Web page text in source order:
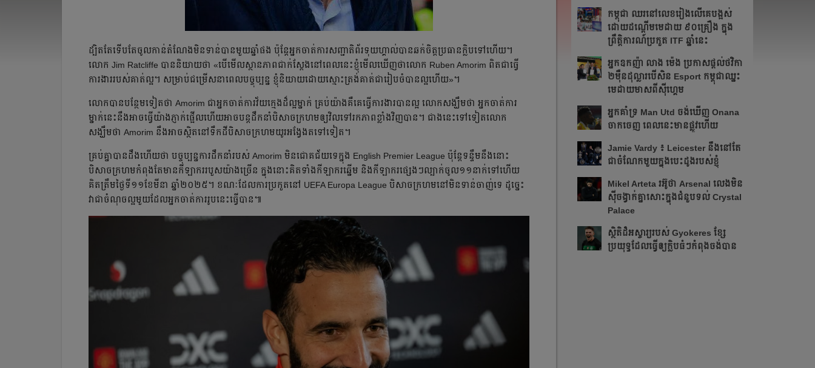
ដ្បិត​តែ​ទើប​តែ​ចូល​កាន់​តំណែង​មិន​ទាន់​បាន​មួយ​ឆ្នាំ​ផង ប៉ុន្តែ​អ្នក​ចាត់​ការ​សញ្ជាតិ​ព័រទុយហ្គាល់​បាន​ឆក់​ចិត្ត​​​ប្រធាន​ក្លិប​ទៅ​ហើយ​​។
លោក Jim Ratcliffe ​បាន​និយាយ​ថា «​​បើ​មើល​ស្ថាន​ភាព​ជាក់​ស្ដែង​នៅ​ពេលនេះ​​ខ្ញុំ​មើល​ឃើញ​ថា​លោក Ruben Amorim ពិត​ជា​ធ្វើ​
ការងារ​របស់​គាត់​ល្អ​។ ​សម្រាប់​ជម្រើស​នា​ពេល​បច្ចុប្បន្ន​​ ខ្ញុំ​និយាយ​ដោយ​ស្មោះត្រង់​​គាត់​ជា​​រៀបចំ​បាន​ល្អ​ហើយ​»។
​លោក​បាន​បន្ថែម​ទៀត​ថា Amorim ជា​អ្នក​ចាត់​ការ​វ័យ​ក្មេង​ដ៏​ល្អ​ម្នាក់ គ្រប់​យ៉ាង​​គឺ​គេ​ធ្វើ​ការ​ងារ​បាន​ល្អ លោក​សង្ឃឹម​ថា អ្នក​ចាត់​ការ​
ម្នាក់​នេះ​នឹង​អាច​ធ្វើ​យ៉ាង​ភ្ញាក់ផ្អើល​​​ហើយ​អាច​បន្ត​ដឹក​នាំ​បិសាច​ក្រហម​ឲ្យ​វិល​ទៅ​រក​​ភាព​​ខ្លាំង​វិញ​បាន។ ​ជាង​​នេះ​ទៅ​ទៀត​លោក​
សង្ឃឹម​ថា ​​Amorim នឹង​អាច​ស្ថិត​នៅ​ទឹក​ដី​បិសាច​ក្រហម​យូរ​អង្វែង​តទៅ​ទៀត​។
គ្រប់​គ្នា​បាន​ដឹង​ហើយ​ថា​ ​បច្ចុប្បន្ន​​ការ​ដឹក​នាំ​របស់ Amorim មិន​ជោគជ័យ​ទេ​ក្នុង​ English Premier League ប៉ុន្តែ​ទន្ទឹម​នឹង​នោះ​
បិសាច​ក្រហម​កំពុង​​តែ​មាន​កីឡាករ​របួស​យ៉ាង​ច្រើន​ ក្នុង​នោះ​គិត​ទាំង​កីឡាករ​ឆ្នើម និង​កីឡាករ​ផ្សេង​ៗ​​ល្បាក់​ចូល​១១​នាក់​ទៅ​ហើយ ​
គិត​ត្រឹម​ថ្ងៃ​ទី​១១​ខែ​មីនា ឆ្នាំ​២០២៥។ ខណៈ​ដែល​ការ​ប្រកួត​នៅ UEFA Europa League បិសាច​ក្រហម​នៅ​​​មិនទាន់​ចាញ់​ទេ ​ដូច្នេះ​​
វា​ជា​ចំណុច​ល្អ​មួយ​ដែល​អ្នក​ចាត់ការ​​​រូប​នេះ​ធ្វើ​បាន​​៕
កម្ពុជា​ ឈរនៅលេខរៀងលើគេបង្អស់​
ដោយដណ្ដើមមេដាយ​ ៩០គ្រឿង ក្នុង
ព្រឹត្ដិការណ៍ប្រកួត ITF​ ឆ្នាំនេះ
អ្នក​ឧកញ៉ា លាង ម៉េង ​ប្រកាស​ផ្ដល់​ថវិកា​
២​ម៉ឺន​ដុល្លារ​បើ​សិន​​ Esport កម្ពុជា​​ឈ្នះ​​
មេដាយ​មាស​ពី​ស៊ីហ្គេម​
អ្នក​គាំទ្រ Man Utd ចង់​ឃើញ Onana
ចាកចេញ​ ពេលនេះ​មាន​ផ្លូវ​ហើយ​​
Jamie Vardy ៖ Leicester នឹង​នៅ​តែ​
ជា​ចំណែក​មួយ​ក្នុង​បេះដូង​របស់​ខ្ញុំ​
Mikel Arteta ​រអ៊ូ​ថា​​ Arsenal លេង​មិន​
ស៊ី​ចង្វាក់​គ្នា​​សោះ​ក្នុង​ជំនួប​ទល់ Crystal
Palace
​ស្ថិតិ​ដ៏​អស្ចារ្យ​​របស់ Gyokeres ខ្សែ​
ប្រយុទ្ធ​ដែល​​ធ្វើ​ឲ្យ​ក្លិប​ធំៗ​កំពុង​ចង់បាន​